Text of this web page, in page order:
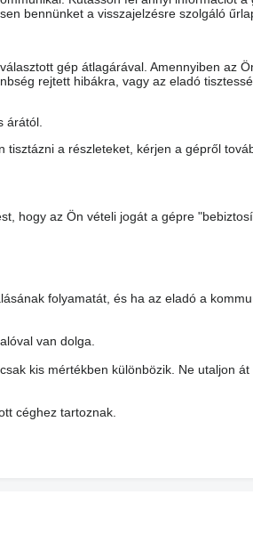
bennünket a visszajelzésre szolgáló
gép átlagárával. Amennyiben az
rejtett hibákra, vagy az eladó
árától.
a részleteket, kérjen a gépről
hogy az Ön vételi jogát a gépre
folyamatát, és ha az eladó a
van dolga.
kis mértékben különbözik. Ne utaljon át
céghez tartoznak.